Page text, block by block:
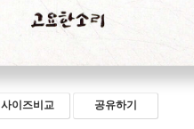
사이즈비교 공유하기